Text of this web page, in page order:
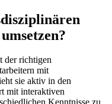
der richtigen
mit
sie aktiv in den
mit interaktiven